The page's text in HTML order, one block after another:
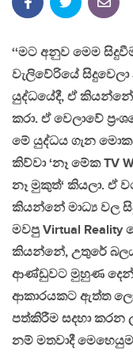
‘‘මට අනුව මෙම
වැලිවේරියේ
යුද්ධයේදී, ඒ
කරා. ඒ වෙලාවේ
මේ යුද්ධය ගැන
කිව්වා ‘නෑ මේක TV
නෑ මුකුත්‘ කියලා. ඒ
කියන්නේ මාධ්‍ය වල
මවපු Virtual
කියන්නේ, උතුරේ
ආණ්ඩුවට මුහුණ
ආකාරයකට ඇත්ත
පත්කිරීම සදහා
නම් මතවාදී